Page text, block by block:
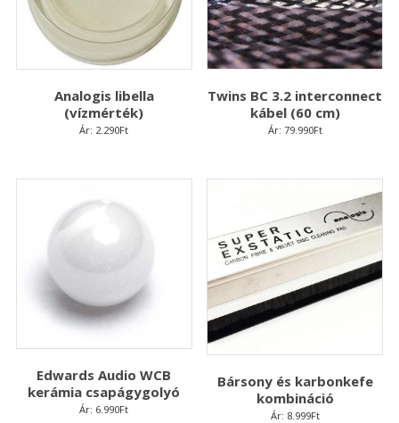
Analogis libella
(vízmérték)
Ár: 2.290Ft
Twins BC 3.2 interconnect
kábel (60 cm)
Ár: 79.990Ft
Edwards Audio WCB
kerámia csapágygolyó
Ár: 6.990Ft
Bársony és karbonkefe
kombináció
Ár: 8.999Ft